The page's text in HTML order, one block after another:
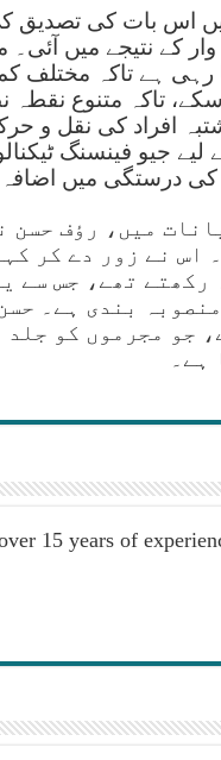
اس بات کی
کے نتیجے میں
رہی ہے تاکہ مختلف
تاکہ متنوع
افراد کی نقل و
لیے جیو فینسنگ
درستگی میں اضافہ
میں، رؤف
اس نے زور دے کر
رکھتے تھے، جس سے
بندی ہے۔
جو مجرموں کو
ہے۔
15 years of